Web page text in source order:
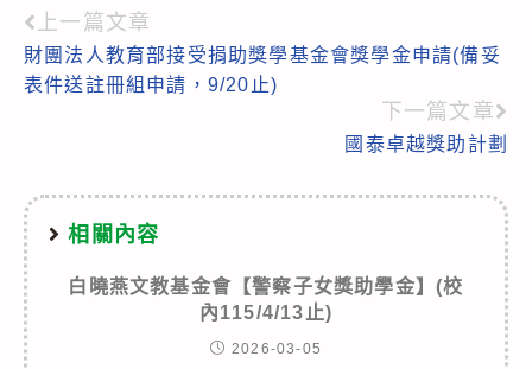
Read
more
上一篇文章
財團法人教育部接受捐助獎學基金會獎學金申請(備妥
表件送註冊組申請，9/20止)
下一篇文章
國泰卓越獎助計劃
相關內容
白曉燕文教基金會【警察子女獎助學金】(校
內115/4/13止)
2026-03-05